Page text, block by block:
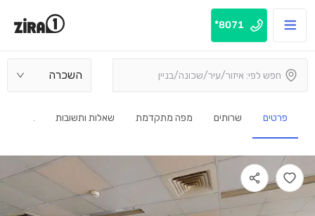
8071*
השכרה
פרטים שרותים מפה מתקדמת שאלות ותשובות בנין